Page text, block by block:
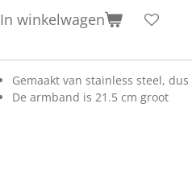
In winkelwagen
Gemaakt van stainless steel,
De armband is 21.5 cm groot